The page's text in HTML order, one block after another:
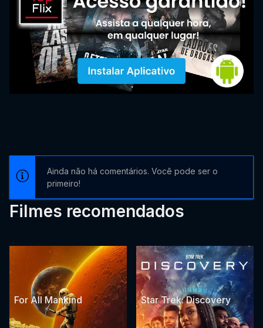
Ainda não há comentários. Você pode ser o
primeiro!
Filmes recomendados
For All Mankind Star Trek: Discovery